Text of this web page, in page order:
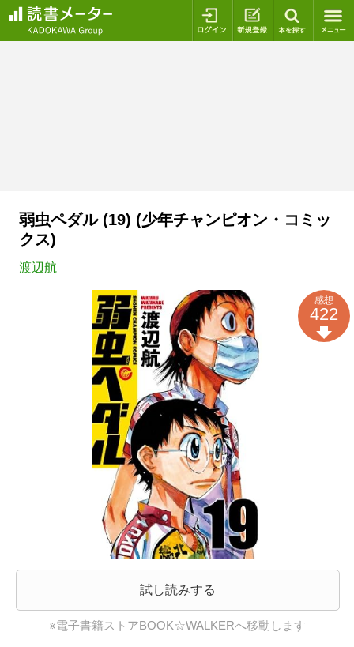
ログイン 新規登録
弱虫ペダル (19) (少年チャンピオン・コミッ
クス)
渡辺航
試し読みする
※電子書籍ストアBOOK☆WALKERへ移動します
感想
422